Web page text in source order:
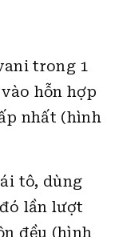
trong 1
hỗn hợp
nhất (hình
tô, dùng
lần lượt
đều (hình